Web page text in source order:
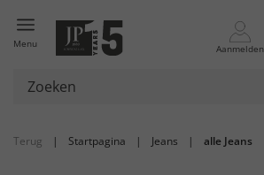
Menu Aanmelden
Terug | Startpagina | Jeans | alle Jeans